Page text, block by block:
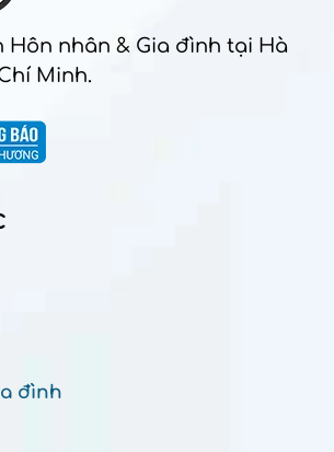
Hôn nhân & Gia đình tại Hà
Minh.
đình